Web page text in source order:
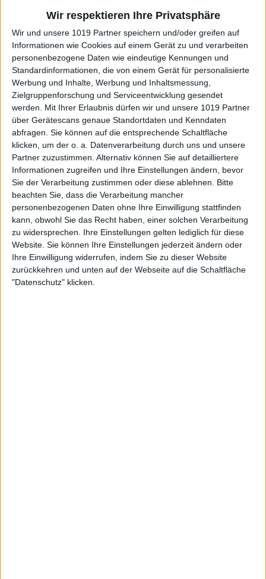
Wir respektieren Ihre Privatsphäre
Wir und unsere 1019 Partner speichern und/oder greifen auf
Informationen wie Cookies auf einem Gerät zu und verarbeiten
personenbezogene Daten wie eindeutige Kennungen und
Standardinformationen, die von einem Gerät für personalisierte
Werbung und Inhalte, Werbung und Inhaltsmessung,
Zielgruppenforschung und Serviceentwicklung gesendet
werden.
Mit Ihrer Erlaubnis dürfen wir und unsere 1019 Partner
über Gerätescans genaue Standortdaten und Kenndaten
abfragen. Sie können auf die entsprechende Schaltfläche
klicken, um der o. a. Datenverarbeitung durch uns und unsere
Partner zuzustimmen. Alternativ können Sie auf detailliertere
Informationen zugreifen und Ihre Einstellungen ändern, bevor
Sie der Verarbeitung zustimmen oder diese ablehnen.
Bitte
beachten Sie, dass die Verarbeitung mancher
personenbezogenen Daten ohne Ihre Einwilligung stattfinden
kann, obwohl Sie das Recht haben, einer solchen Verarbeitung
zu widersprechen. Ihre Einstellungen gelten lediglich für diese
Website. Sie können Ihre Einstellungen jederzeit ändern oder
Ihre Einwilligung widerrufen, indem Sie zu dieser Website
zurückkehren und unten auf der Webseite auf die Schaltfläche
"Datenschutz" klicken.